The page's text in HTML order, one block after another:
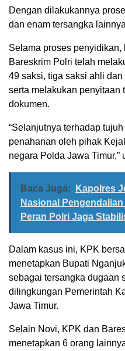
Dengan dilakukannya
dan enam tersangka
Selama proses
Bareskrim Polri telah
49 saksi, tiga saksi ahli
serta melakukan penyitaan
dokumen.
“Selanjutnya terhadap
penahanan oleh pihak
negara Polda Jawa Timur,”
Baca Juga:
Kapolres
Nasional
Peran Polri Jaga
Dalam kasus ini, KPK
menetapkan Bupati
sebagai tersangka dugaan
dilingkungan Pemerintah
Jawa Timur.
Selain Novi, KPK dan
menetapkan 6 orang